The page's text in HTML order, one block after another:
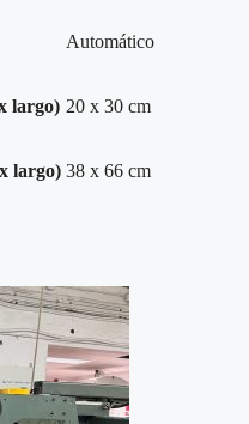
Automático
largo) 20 x 30 cm
largo) 38 x 66 cm